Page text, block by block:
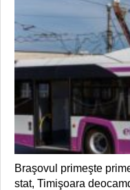
Braşovul primeşte
stat, Timişoara